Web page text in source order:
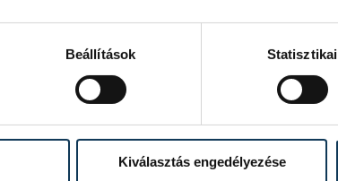
Beállítások Statisztikai
Kiválasztás engedélyezése